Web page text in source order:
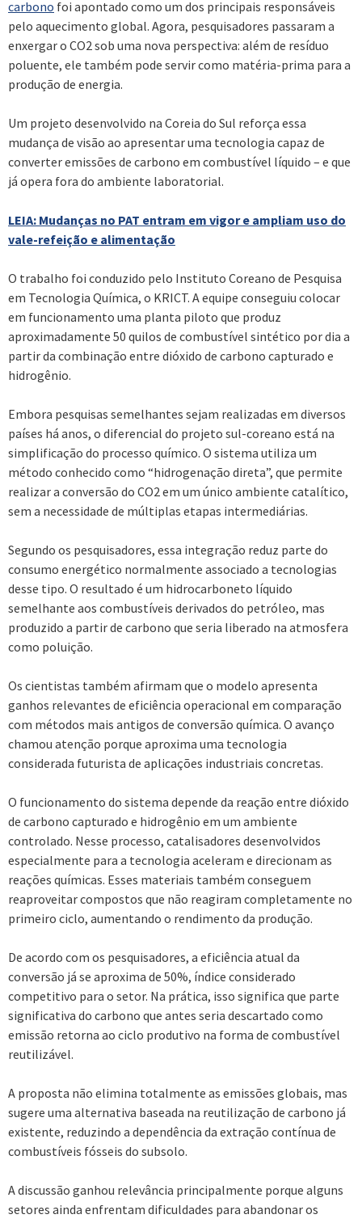
carbono foi apontado como um dos principais responsáveis
pelo aquecimento global. Agora, pesquisadores passaram a
enxergar o CO2 sob uma nova perspectiva: além de resíduo
poluente, ele também pode servir como matéria-prima para a
produção de energia.
Um projeto desenvolvido na Coreia do Sul reforça essa
mudança de visão ao apresentar uma tecnologia capaz de
converter emissões de carbono em combustível líquido – e que
já opera fora do ambiente laboratorial.
LEIA: Mudanças no PAT entram em vigor e ampliam uso do
vale-refeição e alimentação
O trabalho foi conduzido pelo Instituto Coreano de Pesquisa
em Tecnologia Química, o KRICT. A equipe conseguiu colocar
em funcionamento uma planta piloto que produz
aproximadamente 50 quilos de combustível sintético por dia a
partir da combinação entre dióxido de carbono capturado e
hidrogênio.
Embora pesquisas semelhantes sejam realizadas em diversos
países há anos, o diferencial do projeto sul-coreano está na
simplificação do processo químico. O sistema utiliza um
método conhecido como “hidrogenação direta”, que permite
realizar a conversão do CO2 em um único ambiente catalítico,
sem a necessidade de múltiplas etapas intermediárias.
Segundo os pesquisadores, essa integração reduz parte do
consumo energético normalmente associado a tecnologias
desse tipo. O resultado é um hidrocarboneto líquido
semelhante aos combustíveis derivados do petróleo, mas
produzido a partir de carbono que seria liberado na atmosfera
como poluição.
Os cientistas também afirmam que o modelo apresenta
ganhos relevantes de eficiência operacional em comparação
com métodos mais antigos de conversão química. O avanço
chamou atenção porque aproxima uma tecnologia
considerada futurista de aplicações industriais concretas.
O funcionamento do sistema depende da reação entre dióxido
de carbono capturado e hidrogênio em um ambiente
controlado. Nesse processo, catalisadores desenvolvidos
especialmente para a tecnologia aceleram e direcionam as
reações químicas. Esses materiais também conseguem
reaproveitar compostos que não reagiram completamente no
primeiro ciclo, aumentando o rendimento da produção.
De acordo com os pesquisadores, a eficiência atual da
conversão já se aproxima de 50%, índice considerado
competitivo para o setor. Na prática, isso significa que parte
significativa do carbono que antes seria descartado como
emissão retorna ao ciclo produtivo na forma de combustível
reutilizável.
A proposta não elimina totalmente as emissões globais, mas
sugere uma alternativa baseada na reutilização de carbono já
existente, reduzindo a dependência da extração contínua de
combustíveis fósseis do subsolo.
A discussão ganhou relevância principalmente porque alguns
setores ainda enfrentam dificuldades para abandonar os